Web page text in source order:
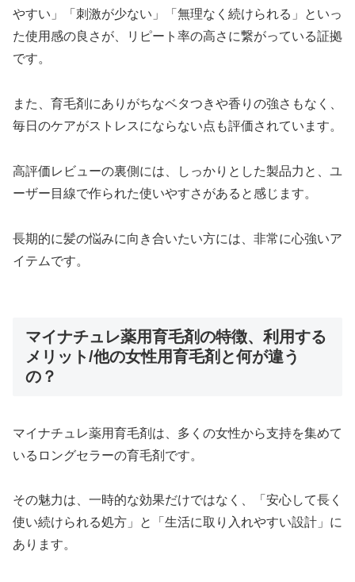
やすい」「刺激が少ない」「無理なく続けられる」といっ
た使用感の良さが、リピート率の高さに繋がっている証拠
です。
また、育毛剤にありがちなベタつきや香りの強さもなく、
毎日のケアがストレスにならない点も評価されています。
高評価レビューの裏側には、しっかりとした製品力と、ユ
ーザー目線で作られた使いやすさがあると感じます。
長期的に髪の悩みに向き合いたい方には、非常に心強いア
イテムです。
マイナチュレ薬用育毛剤の特徴、利用する
メリット/他の女性用育毛剤と何が違う
の？
マイナチュレ薬用育毛剤は、多くの女性から支持を集めて
いるロングセラーの育毛剤です。
その魅力は、一時的な効果だけではなく、「安心して長く
使い続けられる処方」と「生活に取り入れやすい設計」に
あります。